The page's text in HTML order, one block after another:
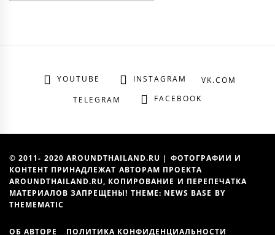
YOUTUBE INSTAGRAM
VK.COM
TELEGRAM
FACEBOOK
© 2011- 2020 AROUNDTHAILAND.RU | ФОТОГРАФИИ И
КОНТЕНТ ПРИНАДЛЕЖАТ АВТОРАМ ПРОЕКТА
AROUNDTHAILAND.RU, КОПИРОВАНИЕ И ПЕРЕПЕЧАТКА
МАТЕРИАЛОВ ЗАПРЕЩЕНЫ! THEME: NEWS BASE BY
THEMEMATIC
ОБ АВТОРЕ ПОЛИТИКА КОНФИДЕНЦИАЛЬНОСТИ